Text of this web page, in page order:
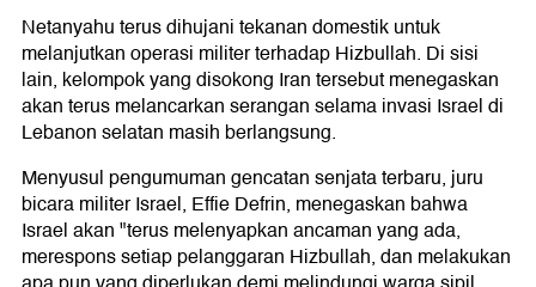
Netanyahu terus dihujani tekanan domestik untuk
melanjutkan operasi militer terhadap Hizbullah. Di sisi
lain, kelompok yang disokong Iran tersebut menegaskan
akan terus melancarkan serangan selama invasi Israel di
Lebanon selatan masih berlangsung.
Menyusul pengumuman gencatan senjata terbaru, juru
bicara militer Israel, Effie Defrin, menegaskan bahwa
Israel akan "terus melenyapkan ancaman yang ada,
merespons setiap pelanggaran Hizbullah, dan melakukan